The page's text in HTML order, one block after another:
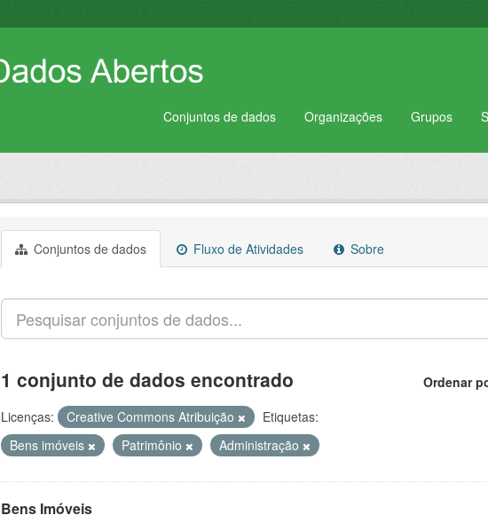
Conjuntos de dados Organizações Grupos
Conjuntos de dados Fluxo de Atividades Sobre
Ordenar
1 conjunto de dados encontrado
Licenças: Creative Commons Atribuição
Etiquetas:
Bens imóveis
Patrimônio Administração
Bens Imóveis